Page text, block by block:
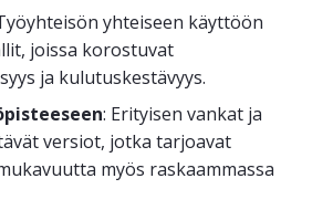
yhteiseen käyttöön
joissa korostuvat
ja kulutuskestävyys.
: Erityisen vankat ja
versiot, jotka tarjoavat
myös raskaammassa